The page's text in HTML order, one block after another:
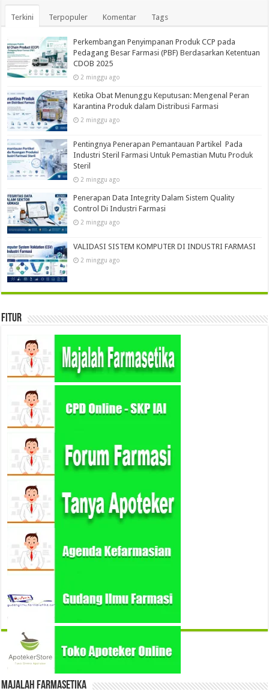
Terkini Terpopuler Komentar Tags
Perkembangan Penyimpanan Produk CCP pada
Pedagang Besar Farmasi (PBF) Berdasarkan Ketentuan
CDOB 2025
2 minggu ago
Ketika Obat Menunggu Keputusan: Mengenal Peran
Karantina Produk dalam Distribusi Farmasi
2 minggu ago
Pentingnya Penerapan Pemantauan Partikel Pada
Industri Steril Farmasi Untuk Pemastian Mutu Produk
Steril
2 minggu ago
Penerapan Data Integrity Dalam Sistem Quality
Control Di Industri Farmasi
2 minggu ago
VALIDASI SISTEM KOMPUTER DI INDUSTRI FARMASI
2 minggu ago
Fitur
Majalah Farmasetika